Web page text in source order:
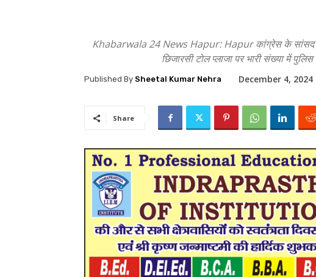
Khabarwala 24 News Hapur: Hapur कांग्रेस के सांसद और
छिजारसी टोल प्लाजा पर भारी संख्या में
Published By Sheetal Kumar Nehra December 4, 2024
Share